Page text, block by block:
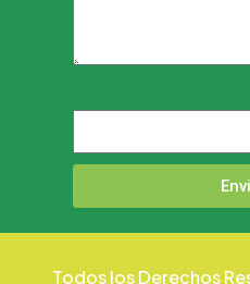
© Todos los Derechos